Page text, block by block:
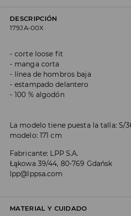
DESCRIPCIÓN
179JA-00X
corte loose fit
manga corta
línea de hombros baja
estampado delantero
100 % algodón
La modelo tiene puesta la talla: S/
modelo: 171 cm
Fabricante: LPP S.A.
Łąkowa 39/44, 80-769 Gdańsk
lpp@lppsa.com
MATERIAL Y CUIDADO